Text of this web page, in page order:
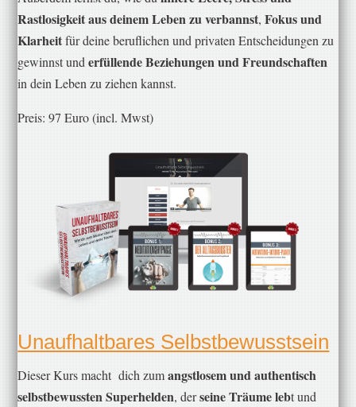
Rastlosigkeit aus deinem Leben zu verbannst,Fokus und
Klarheitfür deine beruflichen und privaten Entscheidungen zu ​
gewinnst underfüllende Beziehungen und Freundschaften
in dein Leben zu ziehen​ kannst.
Preis: 97 Euro (incl. Mwst)
​Unaufhaltbares Selbstbewusstsein
​Dieser Kurs macht dich zumangstlosem und authentisch
selbstbewussten Superhelden, derseine Träume lebt und